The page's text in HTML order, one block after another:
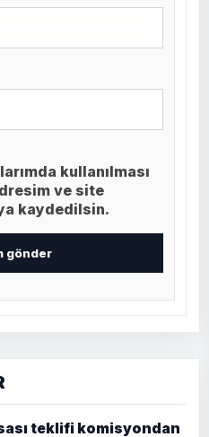
kullanılması
ve site
kaydedilsin.
teklifi komisyondan